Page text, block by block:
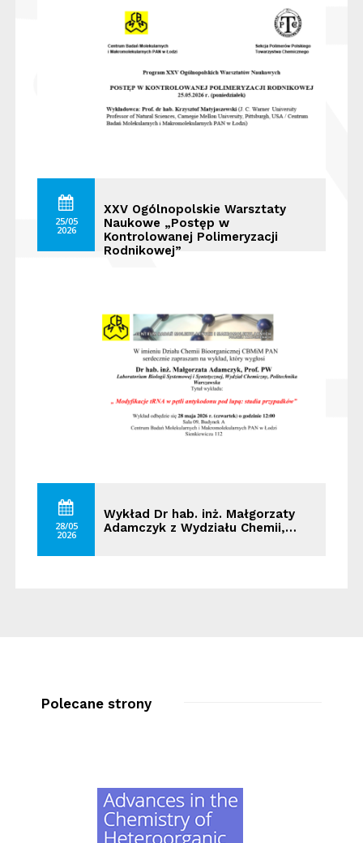
25/05
2026
XXV Ogólnopolskie Warsztaty
Naukowe „Postęp w
Kontrolowanej Polimeryzacji
Rodnikowej”
28/05
2026
Wykład Dr hab. inż. Małgorzaty
Adamczyk z Wydziału Chemii,…
Polecane strony